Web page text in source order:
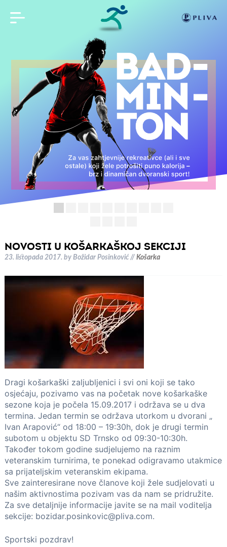
NOVOSTI U KOŠARKAŠKOJ SEKCIJI
23. listopada 2017. by Božidar Posinković// Košarka
Dragi košarkaški zaljubljenici i svi oni koji se tako
osjećaju, pozivamo vas na početak nove košarkaške
sezone koja je počela 15.09.2017 i održava se u dva
termina. Jedan termin se održava utorkom u dvorani „
Ivan Arapović“ od 18:00 – 19:30h, dok je drugi termin
subotom u objektu SD Trnsko od 09:30-10:30h.
Također tokom godine sudjelujemo na raznim
veteranskim turnirima, te ponekad odigravamo utakmice
sa prijateljskim veteranskim ekipama.
Sve zainteresirane nove članove koji žele sudjelovati u
našim aktivnostima pozivam vas da nam se pridružite.
Za sve detaljnije informacije javite se na mail voditelja
sekcije: bozidar.posinkovic@pliva.com.
Sportski pozdrav!